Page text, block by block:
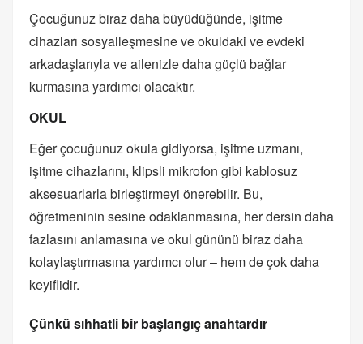
Çocuğunuz biraz daha büyüdüğünde, işitme
cihazları sosyalleşmesine ve okuldaki ve evdeki
arkadaşlarıyla ve ailenizle daha güçlü bağlar
kurmasına yardımcı olacaktır.
OKUL
Eğer çocuğunuz okula gidiyorsa, işitme uzmanı,
işitme cihazlarını, klipsli mikrofon gibi kablosuz
aksesuarlarla birleştirmeyi önerebilir. Bu,
öğretmeninin sesine odaklanmasına, her dersin daha
fazlasını anlamasına ve okul gününü biraz daha
kolaylaştırmasına yardımcı olur – hem de çok daha
keyiflidir.
Çünkü sıhhatli bir başlangıç anahtardır